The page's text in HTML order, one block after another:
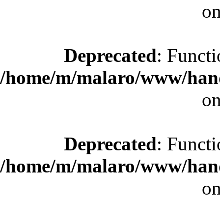
Deprecated:
/home/m/malaro/www/
Deprecated:
/home/m/malaro/www/